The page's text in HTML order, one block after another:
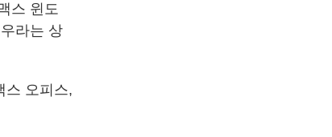
스 윈도
라는 상
스 오피스,